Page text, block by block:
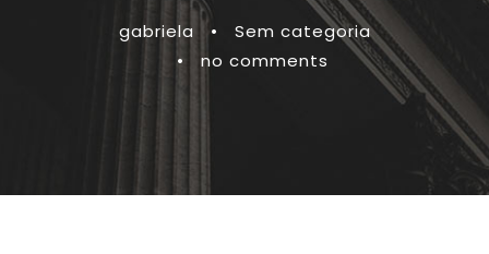
gabriela •
Sem categoria
•
no comments